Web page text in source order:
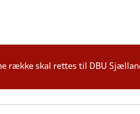
række skal rettes til DBU